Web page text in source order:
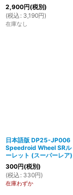
2,900円(税別)
(税込 : 3,190円)
在庫なし
日本語版 DP25-JP006
Speedroid Wheel SRル
ーレット (スーパーレア)
300円(税別)
(税込 : 330円)
在庫わずか